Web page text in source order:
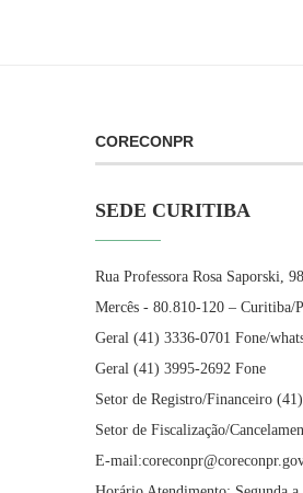
CORECONPR
SEDE CURITIBA
Rua Professora Rosa Saporski,
Mercês - 80.810-120 – Curitiba/
Geral (41) 3336-0701 Fone/
Geral (41) 3995-2692 Fone
Setor de Registro/Financeiro
Setor de Fiscalização/
E-